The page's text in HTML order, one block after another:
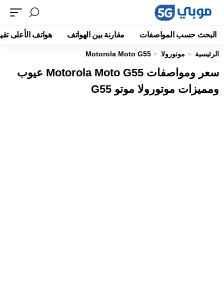
البحث حسب المواصفات مقارنة بين الهواتف هواتف الأعلى
الرئيسية موتورولا Motorola Moto G55
سعر ومواصفات Motorola Moto G55 عيوب
ومميزات موتورولا موتو G55